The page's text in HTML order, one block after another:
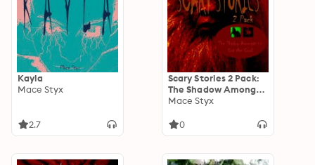
Kayla
Mace Styx
2.7
Scary Stories 2 Pack:
The Shadow Amongst
Us & Cut the Cord
Mace Styx
0